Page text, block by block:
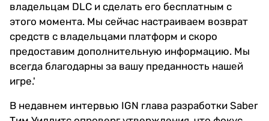
владельцам DLC и сделать его бесплатным с
этого момента. Мы сейчас настраиваем возврат
средств с владельцами платформ и скоро
предоставим дополнительную информацию. Мы
всегда благодарны за вашу преданность нашей
игре.'
В недавнем интервью IGN глава разработки Saber